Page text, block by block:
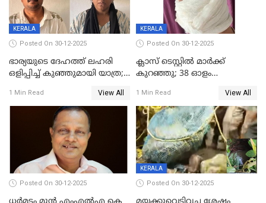
KERALA
Posted On 30-12-2025
ഭാര്യയുടെ ദേഹത്ത് ലഹരി
ഒളിപ്പിച്ച് കുഞ്ഞുമായി യാത്ര;
പിടികൂടി പൊലീസ്
1 Min Read View All
KERALA
Posted On 30-12-2025
ക്ലാസ് ടെസ്റ്റിൽ മാർക്ക്
കുറഞ്ഞു; 38 ഓളം
സെന്ററിലെ അധ്യാപകന്‍
മർദിച്ചതായി പരാതി
1 Min Read View All
Posted On 30-12-2025
KERALA
Posted On 30-12-2025